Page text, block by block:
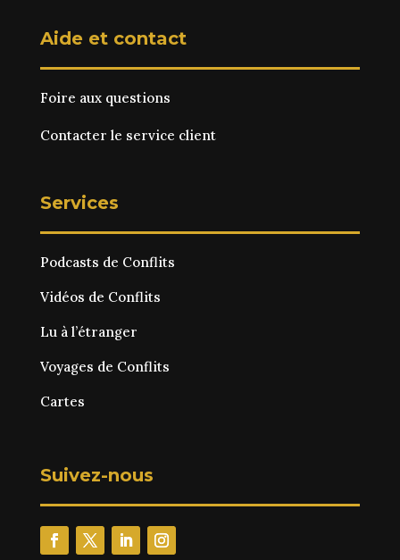
Aide et contact
Foire aux questions
Contacter le service client
Services
Podcasts de Conflits
Vidéos de Conflits
Lu à l’étranger
Voyages de Conflits
Cartes
Suivez-nous